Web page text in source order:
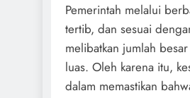
Pemerintah melalui
tertib, dan sesuai
melibatkan jumlah
luas. Oleh karena itu,
dalam memastikan